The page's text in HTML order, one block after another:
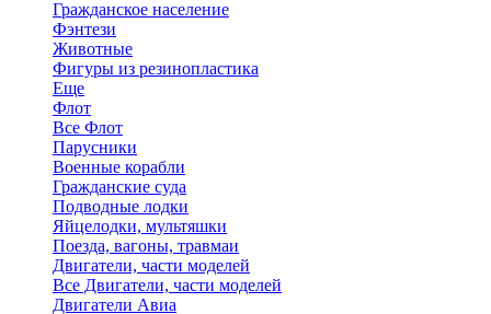
Гражданское население
Фэнтези
Животные
Фигуры из резинопластика
Еще
Флот
Все Флот
Парусники
Военные корабли
Гражданские суда
Подводные лодки
Яйцелодки, мультяшки
Поезда, вагоны, травмаи
Двигатели, части моделей
Все Двигатели, части моделей
Двигатели Авиа